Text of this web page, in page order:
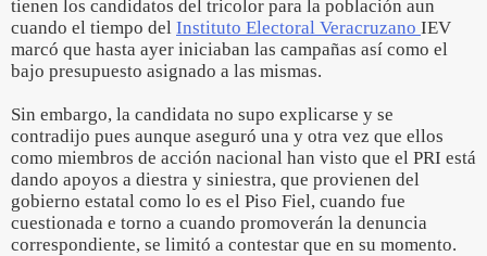
tienen los candidatos del tricolor para la población aun
cuando el tiempo del Instituto Electoral Veracruzano IEV
marcó que hasta ayer iniciaban las campañas así como el
bajo presupuesto asignado a las mismas.
Sin embargo, la candidata no supo explicarse y se
contradijo pues aunque aseguró una y otra vez que ellos
como miembros de acción nacional han visto que el PRI está
dando apoyos a diestra y siniestra, que provienen del
gobierno estatal como lo es el Piso Fiel, cuando fue
cuestionada e torno a cuando promoverán la denuncia
correspondiente, se limitó a contestar que en su momento.